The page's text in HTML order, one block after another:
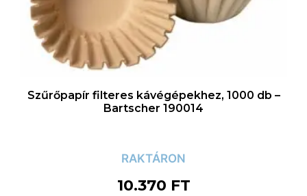
Szűrőpapír filteres kávégépekhez, 1000 db –
Bartscher 190014
RAKTÁRON
10.370 FT